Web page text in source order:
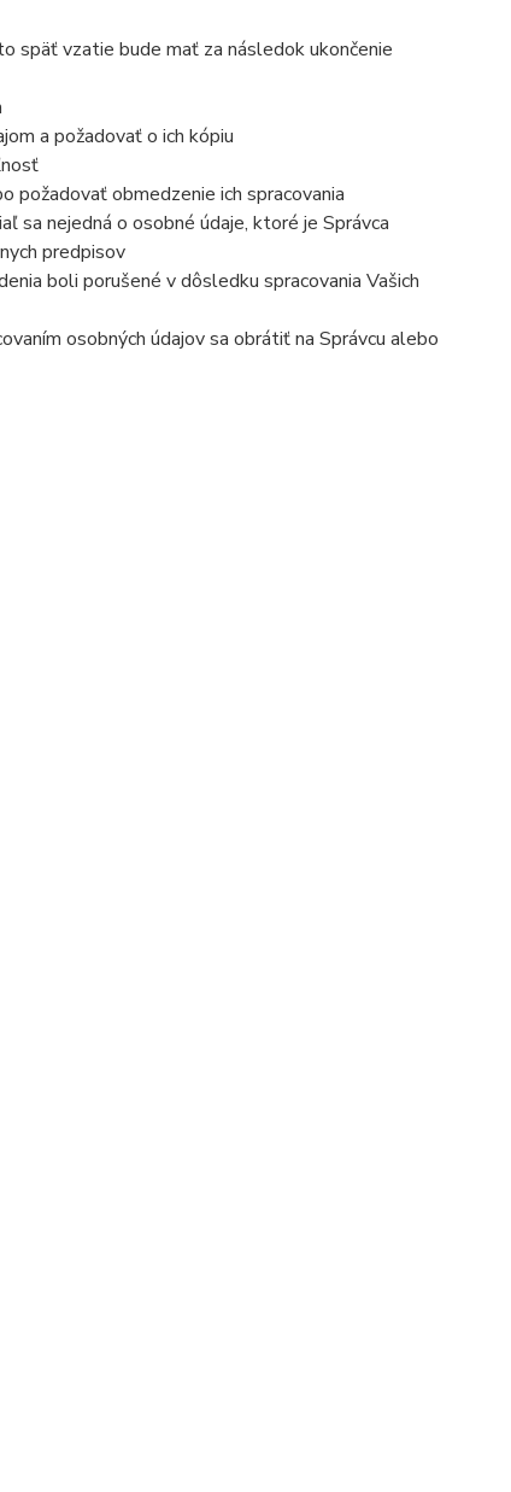
späť vzatie bude mať za následok ukončenie
a požadovať o ich kópiu
požadovať obmedzenie ich spracovania
sa nejedná o osobné údaje, ktoré je Správca
predpisov
boli porušené v dôsledku spracovania Vašich
osobných údajov sa obrátiť na Správcu alebo